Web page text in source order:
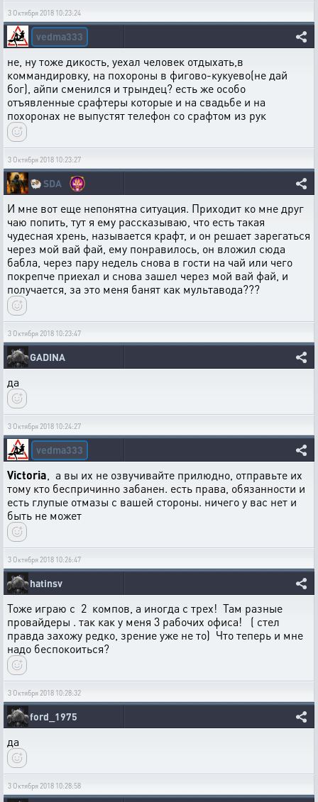
3 Октября 2018 10:23:24
vedma333
не, ну тоже дикость, уехал человек отдыхать,в
коммандировку, на похороны в фигово-кукуево(не дай
бог), айпи сменился и трындец? есть же особо
отъявленные срафтеры которые и на свадьбе и на
похоронах не выпустят телефон со срафтом из рук
3 Октября 2018 10:23:27
🐏SDA
И мне вот еще непонятна ситуация. Приходит ко мне друг
чаю попить, тут я ему рассказываю, что есть такая
чудесная хрень, называется крафт, и он решает зарегаться
через мой вай фай, ему понравилось, он вложил сюда
бабла, через пару недель снова в гости на чай или чего
покрепче приехал и снова зашел через мой вай фай, и
получается, за это меня банят как мультавода???
3 Октября 2018 10:23:47
GADINA
да
3 Октября 2018 10:24:27
vedma333
Victoria , а вы их не озвучивайте прилюдно, отправьте их
тому кто беспричинно забанен. есть права, обязанности и
есть глупые отмазы с вашей стороны. ничего у вас нет и
быть не может
3 Октября 2018 10:26:47
hatinsv
Тоже играю с 2 компов, а иногда с трех! Там разные
провайдеры . так как у меня 3 рабочих офиса! ( стел
правда захожу редко, зрение уже не то) Что теперь и мне
надо беспокоиться?
3 Октября 2018 10:28:32
ford_1975
да
3 Октября 2018 10:28:58